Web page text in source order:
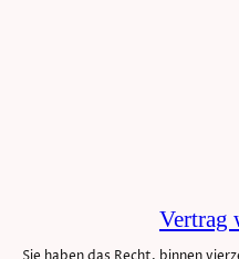
Vertrag